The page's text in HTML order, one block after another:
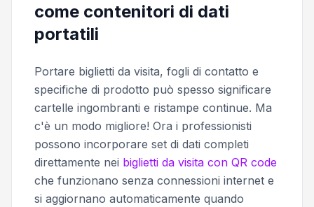
come contenitori di dati
portatili
Portare biglietti da visita, fogli di contatto e
specifiche di prodotto può spesso significare
cartelle ingombranti e ristampe continue. Ma
c'è un modo migliore! Ora i professionisti
possono incorporare set di dati completi
direttamente nei biglietti da visita con QR code
che funzionano senza connessioni internet e
si aggiornano automaticamente quando